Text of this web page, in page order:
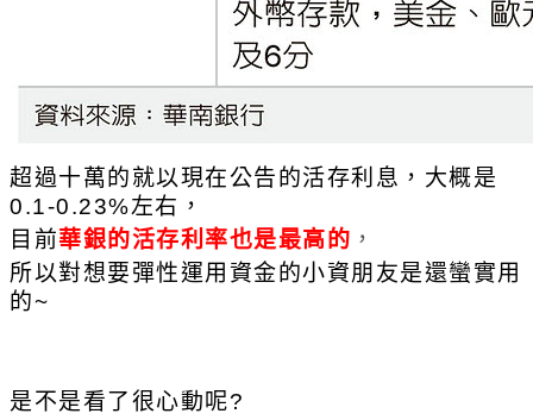
超過十萬的就以現在公告的活存利息，大概是
0.1-0.23%左右，
目前華銀的活存利率也是最高的 ，
所以對想要彈性運用資金的小資朋友是還蠻實用
的~
是不是看了很心動呢?